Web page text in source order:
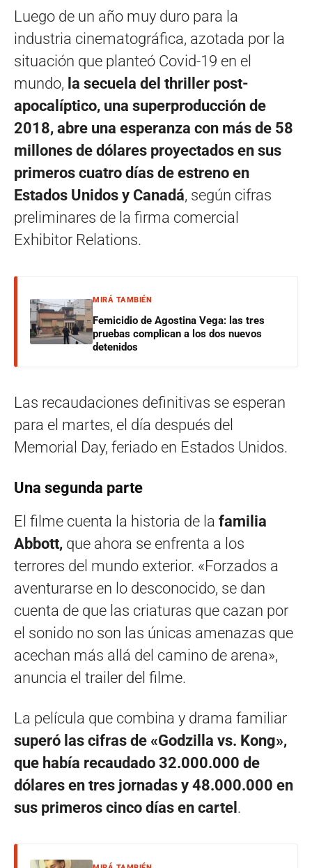
Luego de un año muy duro para la
industria cinematográfica, azotada por la
situación que planteó Covid-19 en el
mundo, la secuela del thriller post-
apocalíptico, una superproducción de
2018, abre una esperanza con más de 58
millones de dólares proyectados en sus
primeros cuatro días de estreno en
Estados Unidos y Canadá, según cifras
preliminares de la firma comercial
Exhibitor Relations.
MIRÁ TAMBIÉN
Femicidio de Agostina Vega: las tres
pruebas complican a los dos nuevos
detenidos
Las recaudaciones definitivas se esperan
para el martes, el día después del
Memorial Day, feriado en Estados Unidos.
Una segunda parte
El filme cuenta la historia de la familia
Abbott, que ahora se enfrenta a los
terrores del mundo exterior. «Forzados a
aventurarse en lo desconocido, se dan
cuenta de que las criaturas que cazan por
el sonido no son las únicas amenazas que
acechan más allá del camino de arena»,
anuncia el trailer del filme.
La película que combina y drama familiar
superó las cifras de «Godzilla vs. Kong»,
que había recaudado 32.000.000 de
dólares en tres jornadas y 48.000.000 en
sus primeros cinco días en cartel .